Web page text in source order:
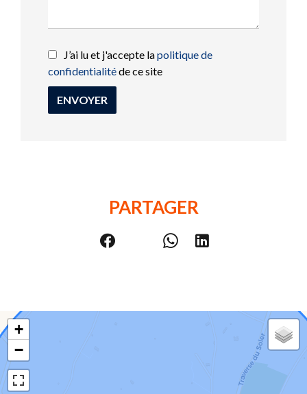
J’ai lu et j'accepte lapolitique de
confidentialitéde ce site
ENVOYER
PARTAGER
+
−